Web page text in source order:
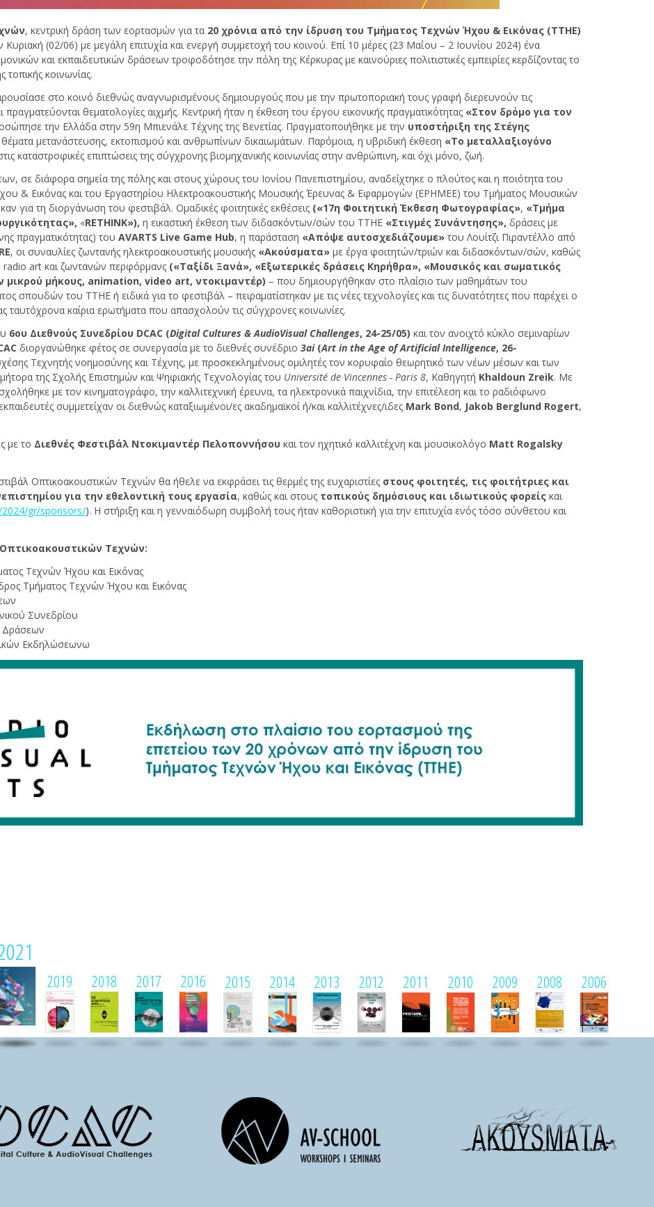
, κεντρική δράση των εορτασμών για τα 20 χρόνια από την ίδρυση του Τμήματος Τεχνών Ήχου & Εικόνας (ΤΤΗΕ)
(02/06) με μεγάλη επιτυχία και ενεργή συμμετοχή του κοινού. Επί 10 μέρες (23 Μαΐου – 2 Ιουνίου 2024) ένα
και εκπαιδευτικών δράσεων τροφοδότησε την πόλη της Κέρκυρας με καινούριες πολιτιστικές εμπειρίες κερδίζοντας το
τοπικής κοινωνίας.
στο κοινό διεθνώς αναγνωρισμένους δημιουργούς που με την πρωτοποριακή τους γραφή διερευνούν τις
θεματολογίες αιχμής. Κεντρική ήταν η έκθεση του έργου εικονικής πραγματικότητας «Στον δρόμο για τον
την Ελλάδα στην 59η Μπιενάλε Τέχνης της Βενετίας. Πραγματοποιήθηκε με την υποστήριξη της Στέγης
μετανάστευσης, εκτοπισμού και ανθρωπίνων δικαιωμάτων. Παρόμοια, η υβριδική έκθεση «Το μεταλλαξιογόνο
καταστροφικές επιπτώσεις της σύγχρονης βιομηχανικής κοινωνίας στην ανθρώπινη, και όχι μόνο, ζωή.
σε διάφορα σημεία της πόλης και στους χώρους του Ιονίου Πανεπιστημίου, αναδείχτηκε ο πλούτος και η ποιότητα του
& Εικόνας και του Εργαστηρίου Ηλεκτροακουστικής Μουσικής Έρευνας & Εφαρμογών (ΕΡΗΜΕΕ) του Τμήματος Μουσικών
τη διοργάνωση του φεστιβάλ. Ομαδικές φοιτητικές εκθέσεις («17η Φοιτητική Έκθεση Φωτογραφίας», «Τμήμα
«RETHINK»), η εικαστική έκθεση των διδασκόντων/σών του ΤΤΗΕ «Στιγμές Συνάντησης», δράσεις με
πραγματικότητας) του AVARTS Live Game Hub, η παράσταση «Απόψε αυτοσχεδιάζουμε» του Λουίτζι Πιραντέλλο από
, οι συναυλίες ζωντανής ηλεκτροακουστικής μουσικής «Ακούσματα» με έργα φοιτητών/τριών και διδασκόντων/σών, καθώς
art και ζωντανών περφόρμανς («Ταξίδι Ξανά», «Εξωτερικές δράσεις Κηρήθρα», «Μουσικός και σωματικός
μικρού μήκους, animation, video art, ντοκιμαντέρ) – που δημιουργήθηκαν στο πλαίσιο των μαθημάτων του
σπουδών του ΤΤΗΕ ή ειδικά για το φεστιβάλ – πειραματίστηκαν με τις νέες τεχνολογίες και τις δυνατότητες που παρέχει ο
καίρια ερωτήματα που απασχολούν τις σύγχρονες κοινωνίες.
6oυ Διεθνούς Συνεδρίου DCAC (Digital Cultures & AudioVisual Challenges, 24-25/05) και τον ανοιχτό κύκλο σεμιναρίων
διοργανώθηκε φέτος σε συνεργασία με το διεθνές συνέδριο 3ai (Art in the Age of Artificial Intelligence, 26-
Τεχνητής νοημοσύνης και Τέχνης, με προσκεκλημένους ομιλητές τον κορυφαίο θεωρητικό των νέων μέσων και των
της Σχολής Επιστημών και Ψηφιακής Τεχνολογίας του Université de Vincennes - Paris 8, Καθηγητή Khaldoun Zreik. Με
με τον κινηματογράφο, την καλλιτεχνική έρευνα, τα ηλεκτρονικά παιχνίδια, την επιτέλεση και το ραδιόφωνο
συμμετείχαν οι διεθνώς καταξιωμένοι/ες ακαδημαϊκοί ή/και καλλιτέχνες/ιδες Mark Bond, Jakob Berglund Rogert,
με το Διεθνές Φεστιβάλ Ντοκιμαντέρ Πελοποννήσου και τον ηχητικό καλλιτέχνη και μουσικολόγο Matt Rogalsky
Οπτικοακουστικών Τεχνών θα ήθελε να εκφράσει τις θερμές της ευχαριστίες στους φοιτητές, τις φοιτήτριες και
για την εθελοντική τους εργασία, καθώς και στους τοπικούς δημόσιους και ιδιωτικούς φορείς και
gr/sponsors/). Η στήριξη και η γενναιόδωρη συμβολή τους ήταν καθοριστική για την επιτυχία ενός τόσο σύνθετου και
Τεχνών:
Τεχνών Ήχου και Εικόνας
Τμήματος Τεχνών Ήχου και Εικόνας
Συνεδρίου
Δράσεων
Εκδηλώσεωνω
2019 2018 2017 2016 2015 2014 2013 2012 2011 2010 2009 2008 2006